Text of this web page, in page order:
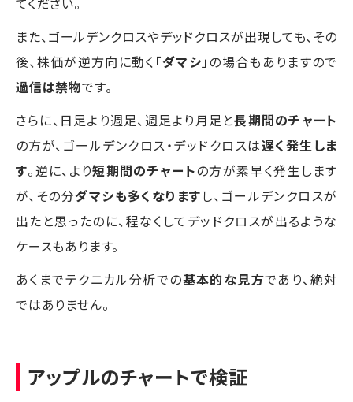
また、ゴールデンクロスやデッドクロスが出現しても、その
後、株価が逆方向に動く「ダマシ 」の場合もありますので
過信は禁物です。
さらに、日足より週足、週足より月足と長期間のチャート
の方が、ゴールデンクロス・デッドクロスは遅く発生しま
す。逆に、より短期間のチャートの方が素早く発生します
が、その分ダマシも多くなりますし、ゴールデンクロスが
出たと思ったのに、程なくしてデッドクロスが出るような
ケースもあります。
あくまでテクニカル分析での基本的な見方であり、絶対
ではありません。
アップルのチャートで検証